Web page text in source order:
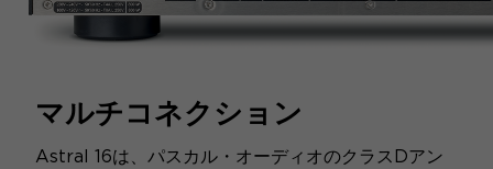
マルチコネクション
Astral 16は、パスカル・オーディオのクラスDアン